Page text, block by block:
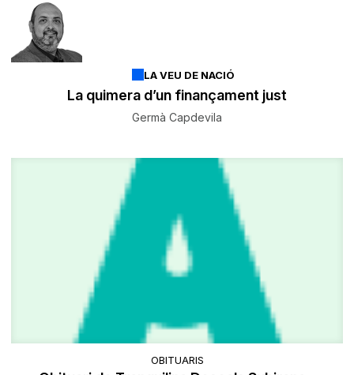
LA VEU DE NACIÓ
La quimera d’un finançament just
Germà Capdevila
OBITUARIS